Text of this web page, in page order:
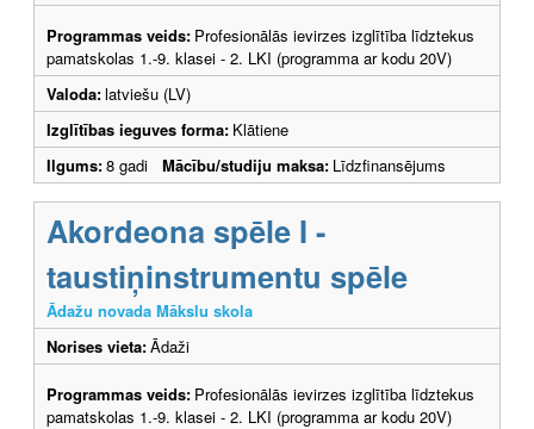
Programmas veids: Profesionālās ievirzes izglītība līdztekus
pamatskolas 1.-9. klasei - 2. LKI (programma ar kodu 20V)
Valoda:latviešu (LV)
Izglītības ieguves forma: Klātiene
Ilgums:8 gadi Mācību/studiju maksa: Līdzfinansējums
Akordeona spēle I -
taustiņinstrumentu spēle
Ādažu novada Mākslu skola
Norises vieta:Ādaži
Programmas veids: Profesionālās ievirzes izglītība līdztekus
pamatskolas 1.-9. klasei - 2. LKI (programma ar kodu 20V)